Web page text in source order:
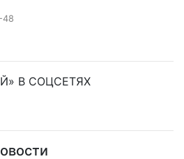
48
В СОЦСЕТЯХ